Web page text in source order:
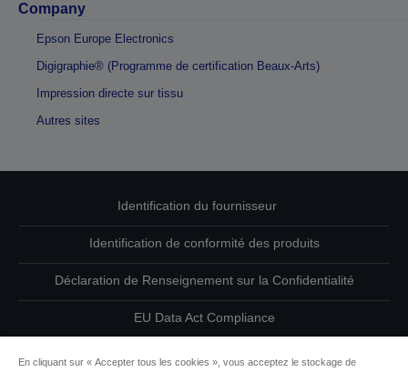
Company
Epson Europe Electronics
Digigraphie® (Programme de certification Beaux-Arts)
Impression directe sur tissu
Autres sites
Identification du fournisseur
Identification de conformité des produits
Déclaration de Renseignement sur la Confidentialité
EU Data Act Compliance
En cliquant sur « Accepter tous les cookies », vous acceptez le stockage de